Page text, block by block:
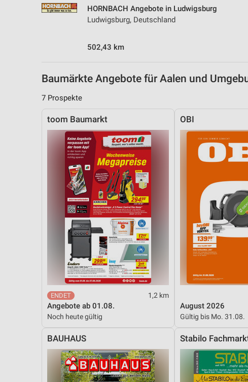
HORNBACH Angebote in Ludwigsburg
Ludwigsburg, Deutschland
502,43 km
Baumärkte Angebote für Aalen und
7 Prospekte
toom Baumarkt
1,2 km
Angebote ab 01.08.
Noch heute gültig
OBI
August 2026
Gültig bis Mo. 31.08.
BAUHAUS Stabilo
Verwendung reduzierter Daten zur Auswahl von Inhalten
Nicht-IAB-Verarbeitungszwecke:
Funktional